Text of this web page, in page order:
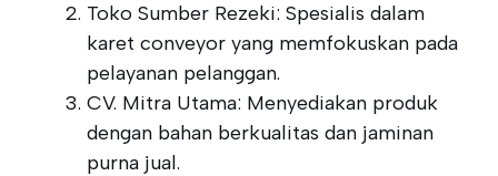
Toko Sumber Rezeki: Spesialis dalam
karet conveyor yang memfokuskan pada
pelayanan pelanggan.
CV. Mitra Utama: Menyediakan produk
dengan bahan berkualitas dan jaminan
purna jual.